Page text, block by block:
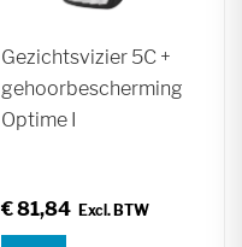
Gezichtsvizier 5C +
gehoorbescherming
Optime I
€ 81,84